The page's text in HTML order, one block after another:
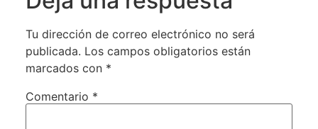
Tu dirección de correo electrónico no será
publicada. Los campos obligatorios están
marcados con *
Comentario *